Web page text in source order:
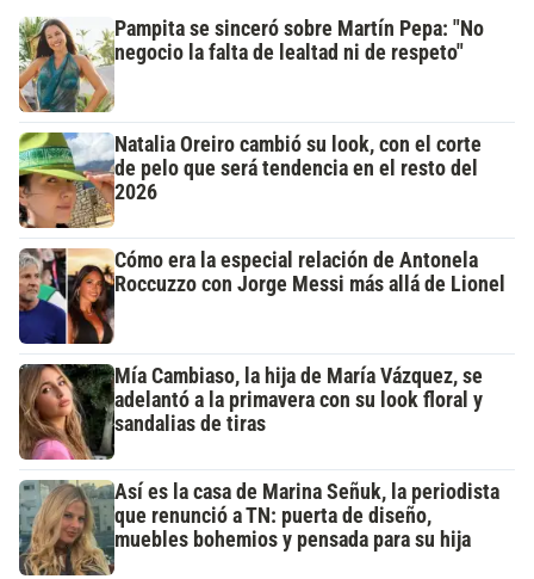
Pampita se sinceró sobre Martín Pepa: "No
negocio la falta de lealtad ni de respeto"
Natalia Oreiro cambió su look, con el corte
de pelo que será tendencia en el resto del
2026
Cómo era la especial relación de Antonela
Roccuzzo con Jorge Messi más allá de Lionel
Mía Cambiaso, la hija de María Vázquez, se
adelantó a la primavera con su look floral y
sandalias de tiras
Así es la casa de Marina Señuk, la periodista
que renunció a TN: puerta de diseño,
muebles bohemios y pensada para su hija